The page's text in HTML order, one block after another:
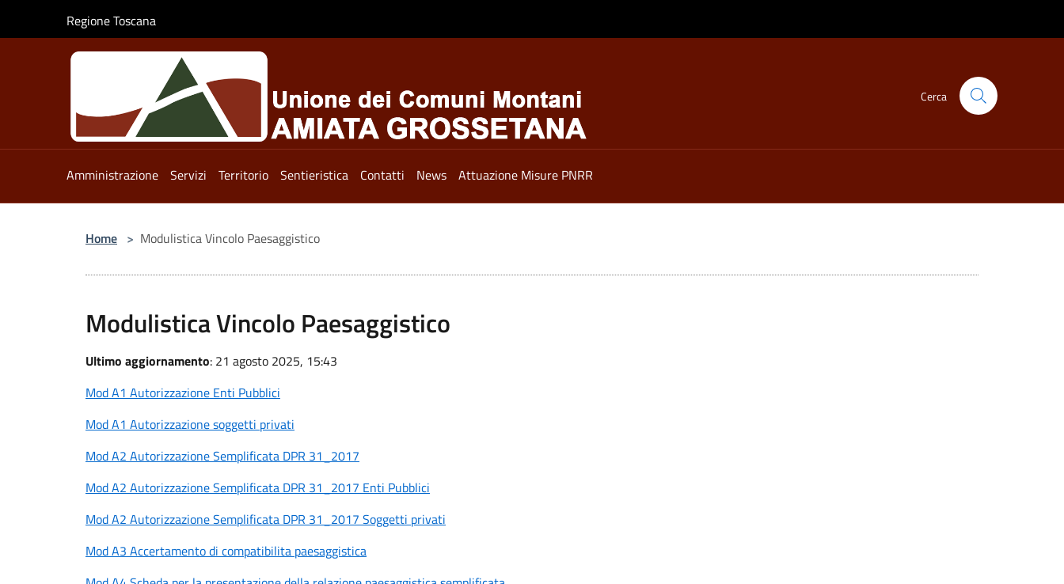
Regione Toscana
Cerca
Amministrazione Servizi Territorio Sentieristica Contatti News Attuazione Misure PNRR
Home > Modulistica Vincolo Paesaggistico
Modulistica Vincolo Paesaggistico
Ultimo aggiornamento: 21 agosto 2025, 15:43
Mod A1 Autorizzazione Enti Pubblici
Mod A1 Autorizzazione soggetti privati
Mod A2 Autorizzazione Semplificata DPR 31_2017
Mod A2 Autorizzazione Semplificata DPR 31_2017 Enti Pubblici
Mod A2 Autorizzazione Semplificata DPR 31_2017 Soggetti privati
Mod A3 Accertamento di compatibilita paesaggistica